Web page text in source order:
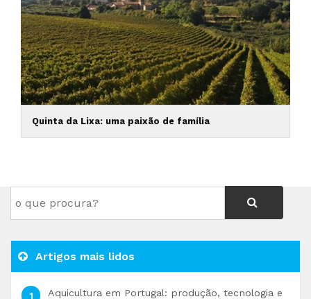
Quinta da Lixa: uma paixão de família
Artigos mais lidos
Aquicultura em Portugal: produção, tecnologia e